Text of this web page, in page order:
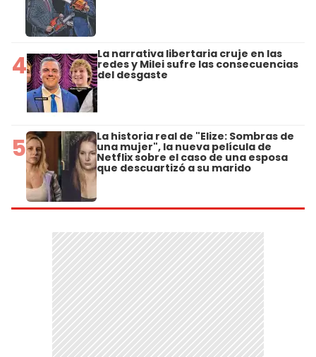
4 La narrativa libertaria cruje en las
redes y Milei sufre las consecuencias
del desgaste
5 La historia real de "Elize: Sombras de
una mujer", la nueva película de
Netflix sobre el caso de una esposa
que descuartizó a su marido